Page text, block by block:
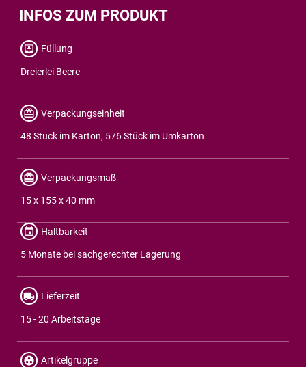
INFOS ZUM PRODUKT
Füllung
Dreierlei Beere
Verpackungseinheit
48 Stück im Karton, 576 Stück im Umkarton
Verpackungsmaß
15 x 155 x 40 mm
Haltbarkeit
5 Monate bei sachgerechter Lagerung
Lieferzeit
15 - 20 Arbeitstage
Artikelgruppe